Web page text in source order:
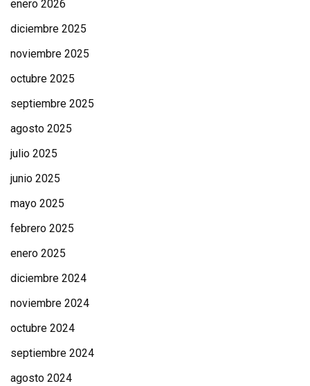
enero 2026
diciembre 2025
noviembre 2025
octubre 2025
septiembre 2025
agosto 2025
julio 2025
junio 2025
mayo 2025
febrero 2025
enero 2025
diciembre 2024
noviembre 2024
octubre 2024
septiembre 2024
agosto 2024